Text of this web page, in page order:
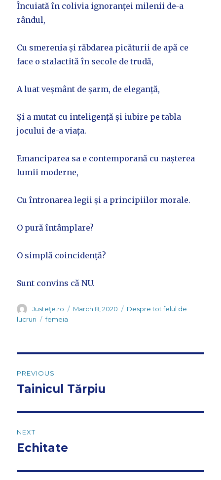
Încuiată în colivia ignoranței milenii de-a
rândul,
Cu smerenia și răbdarea picăturii de apă ce
face o stalactită în secole de trudă,
A luat veșmânt de șarm, de eleganță,
Și a mutat cu inteligență și iubire pe tabla
jocului de-a viața.
Emanciparea sa e contemporană cu nașterea
lumii moderne,
Cu întronarea legii și a principiilor morale.
O pură întâmplare?
O simplă coincidență?
Sunt convins că NU.
Author
Justeţe.ro
Posted
March 8, 2020 Categories
Despre tot felul de
lucruri
Tags
femeia
navigation
PREVIOUS
Previous
Tainicul Tărpiu
NEXT
Next
Echitate